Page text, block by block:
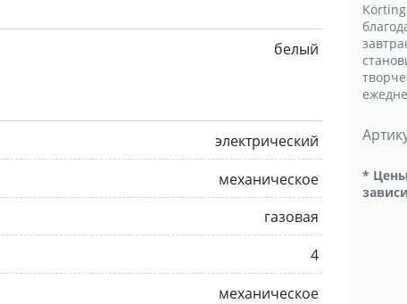
белый
электрический
механическое
газовая
4
механическое
*